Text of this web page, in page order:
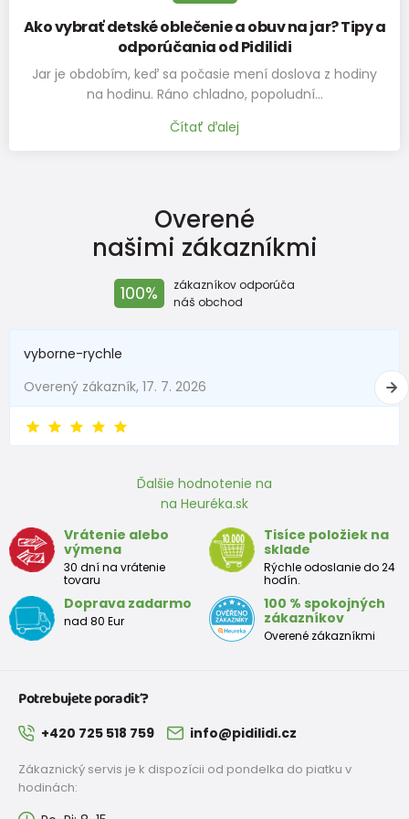
Doporučuje produkt
Barbora
100% Doporučuje produkt
Veľkosť sedí dobre. Kvalitné spracovanie za dobrú cenu.
Oceňujem naozaj vysoký stojací golier, nie je potrebné už
žiadny nákrčník. Krásne huňatá, hebká, deti ju milujú (máme
farby aj pre dievčatko aj pre chlapčeka). Aj farebné
ramená ani pri kúpe väčšej veľkosti, aby dlhšie vydržala.
Ako vybrať detské oblečenie a obuv na jar? Tipy a
odporúčania od Pidilidi
Jar je obdobím, keď sa počasie mení doslova z hodiny
na hodinu. Ráno chladno, popoludní…
Čítať ďalej
Overené
našimi zákazníkmi
100%
zákazníkov odporúča
náš obchod
vyborne-rychle
Overený zákazník, 17. 7. 2026
Ďalšie hodnotenie na
na Heuréka.sk
Vrátenie alebo
výmena
30 dní na vrátenie
tovaru
Tisíce položiek na
sklade
Rýchle odoslanie do 24
hodín.
Doprava zadarmo
nad 80 Eur
100 % spokojných
zákazníkov
Overené zákazníkmi
Potrebujete poradiť?
+420 725 518 759 info@pidilidi.cz
Zákaznický servis je k dispozícii od pondelka do piatku v
hodinách: